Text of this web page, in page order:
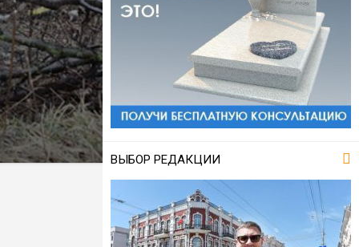
ВЫБОР РЕДАКЦИИ